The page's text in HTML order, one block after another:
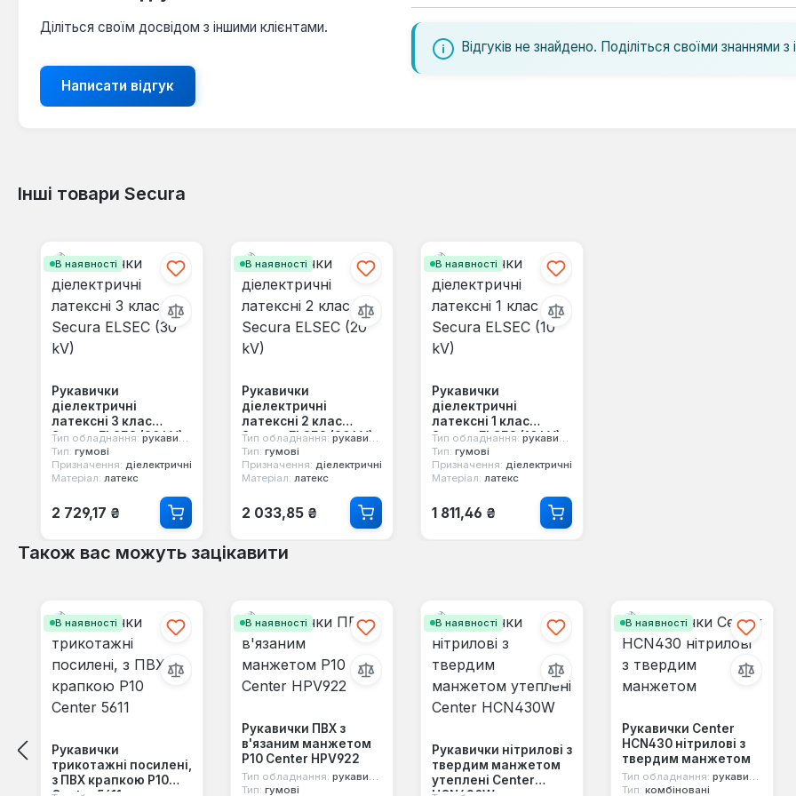
Діліться своїм досвідом з іншими клієнтами.
Написати відгук
Відгуків не знайдено. Поділіться своїми знаннями з
Інші товари Secura
В наявності
Рукавички
діелектричні
латексні 3 клас
Secura ELSEC (30 kV)
Тип обладнання: рукавички
Тип: гумові
Призначення: діелектричні
Матеріал: латекс
Звичайна ціна:
2 729,17 ₴
В наявності
Рукавички
діелектричні
латексні 2 клас
Secura ELSEC (20 kV)
Тип обладнання: рукавички
Тип: гумові
Призначення: діелектричні
Матеріал: латекс
Звичайна ціна:
2 033,85 ₴
В наявності
Рукавички
діелектричні
латексні 1 клас
Secura ELSEC (10 kV)
Тип обладнання: рукавички
Тип: гумові
Призначення: діелектричні
Матеріал: латекс
Звичайна ціна:
1 811,46 ₴
Також вас можуть зацікавити
В наявності
Рукавички
трикотажні посилені,
з ПВХ крапкою Р10
В наявності
Рукавички ПВХ з
в'язаним манжетом
Р10 Center HPV922
Тип обладнання: рукавички
Тип: гумові
В наявності
Рукавички нітрилові з
твердим манжетом
утеплені Center
В наявності
Рукавички Center
HCN430 нітрилові з
твердим манжетом
Тип обладнання: рукавички
Тип: комбіновані